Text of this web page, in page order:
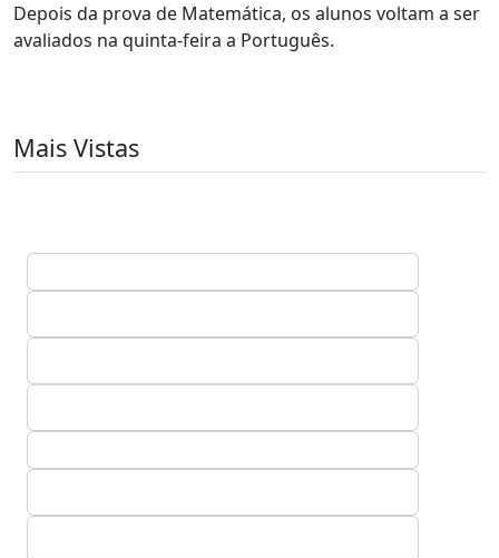
Depois da prova de Matemática, os alunos voltam a ser
avaliados na quinta-feira a Português.
Mais Vistas